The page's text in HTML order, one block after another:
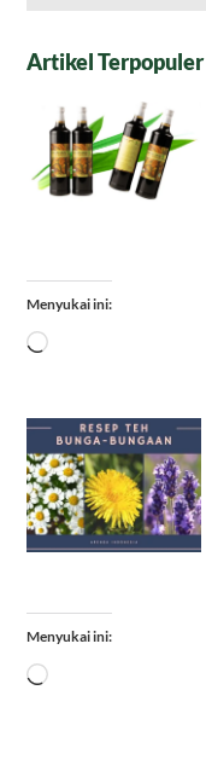
Artikel Terpopuler
Menyukai ini:
Memuat...
Menyukai ini:
Memuat...